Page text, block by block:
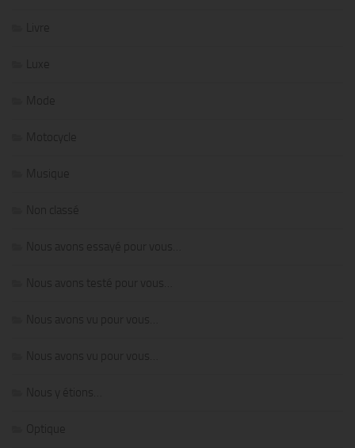
Livre
Luxe
Mode
Motocycle
Musique
Non classé
Nous avons essayé pour vous…
Nous avons testé pour vous…
Nous avons vu pour vous…
Nous avons vu pour vous…
Nous y étions…
Optique